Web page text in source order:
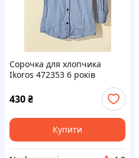
Сорочка для хлопчика
Ikoros 472353 6 років
430₴
Купити